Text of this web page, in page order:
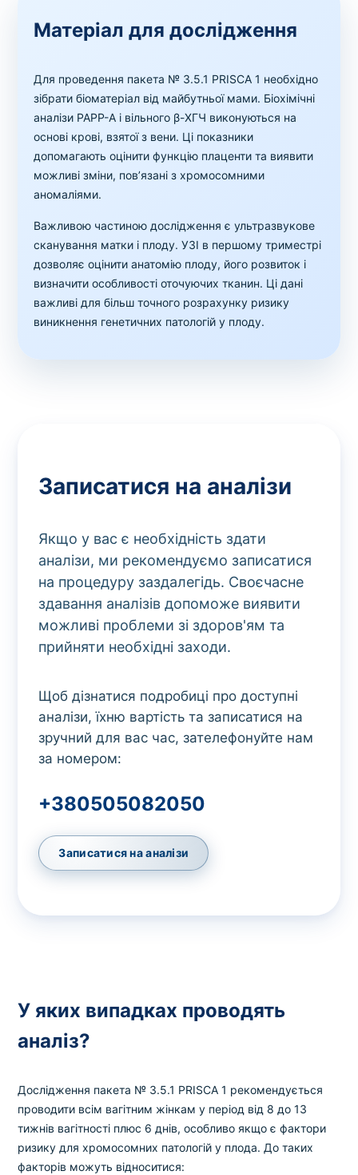
Матеріал для дослідження
Для проведення пакета № 3.5.1 PRISCA 1 необхідно
зібрати біоматеріал від майбутньої мами. Біохімічні
аналізи PAPP-A і вільного β-ХГЧ виконуються на
основі крові, взятої з вени. Ці показники
допомагають оцінити функцію плаценти та виявити
можливі зміни, пов’язані з хромосомними
аномаліями.
Важливою частиною дослідження є ультразвукове
сканування матки і плоду. УЗІ в першому триместрі
дозволяє оцінити анатомію плоду, його розвиток і
визначити особливості оточуючих тканин. Ці дані
важливі для більш точного розрахунку ризику
виникнення генетичних патологій у плоду.
Записатися на аналізи
Якщо у вас є необхідність здати
аналізи, ми рекомендуємо записатися
на процедуру заздалегідь. Своєчасне
здавання аналізів допоможе виявити
можливі проблеми зі здоров'ям та
прийняти необхідні заходи.
Щоб дізнатися подробиці про доступні
аналізи, їхню вартість та записатися на
зручний для вас час, зателефонуйте нам
за номером:
+380505082050
Записатися на аналізи
У яких випадках проводять
аналіз?
Дослідження пакета № 3.5.1 PRISCA 1 рекомендується
проводити всім вагітним жінкам у період від 8 до 13
тижнів вагітності плюс 6 днів, особливо якщо є фактори
ризику для хромосомних патологій у плода. До таких
факторів можуть відноситися: